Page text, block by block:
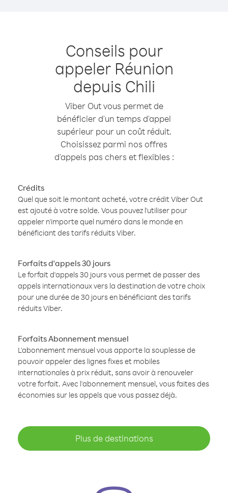
Conseils pour
appeler Réunion
depuis Chili
Viber Out vous permet de
bénéficier d'un temps d'appel
supérieur pour un coût réduit.
Choisissez parmi nos offres
d'appels pas chers et flexibles :
Crédits
Quel que soit le montant acheté, votre crédit Viber Out
est ajouté à votre solde. Vous pouvez l'utiliser pour
appeler n'importe quel numéro dans le monde en
bénéficiant des tarifs réduits Viber.
Forfaits d'appels 30 jours
Le forfait d'appels 30 jours vous permet de passer des
appels internationaux vers la destination de votre choix
pour une durée de 30 jours en bénéficiant des tarifs
réduits Viber.
Forfaits Abonnement mensuel
L'abonnement mensuel vous apporte la souplesse de
pouvoir appeler des lignes fixes et mobiles
internationales à prix réduit, sans avoir à renouveler
votre forfait. Avec l'abonnement mensuel, vous faites des
économies sur les appels que vous passez déjà.
Plus de destinations